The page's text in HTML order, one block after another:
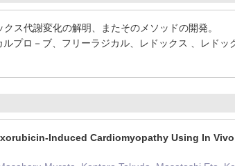
ス代謝変化の解明、またそのメソッドの開発。
プロ－ブ、フリーラジカル、レドックス 、レドッ
Induced Cardiomyopathy Using In